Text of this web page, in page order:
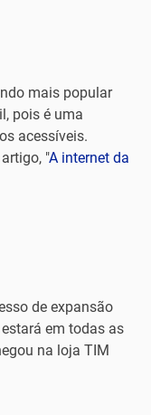
mais popular
pois é uma
acessíveis.
"A internet da
de expansão
em todas as
na loja TIM